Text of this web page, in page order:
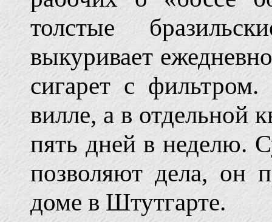
толстые
выкуривает
сигарет с
вилле, а в отдельной
пять дней в неделю.
позволяют дела, он
доме в Штутгарте.